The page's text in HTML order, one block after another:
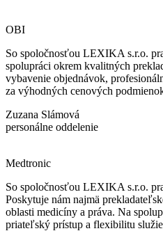
OBI
So spoločnosťou LEXIKA s.r.o.
spolupráci okrem kvalitných
vybavenie objednávok,
za výhodných cenových
Zuzana Slámová
personálne oddelenie
Medtronic
So spoločnosťou LEXIKA s.r.o.
Poskytuje nám najmä
oblasti medicíny a práva. Na
priateľský prístup a flexibilitu